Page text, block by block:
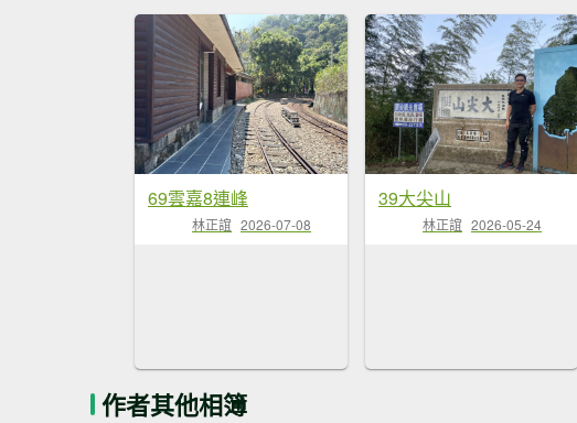
69雲嘉8連峰
林正誼 2026-07-08
39大尖山
林正誼 2026-05-24
作者其他相簿